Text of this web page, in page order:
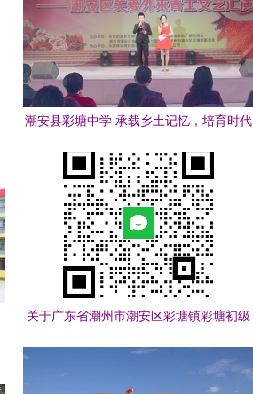
潮安县彩塘中学 承载乡土记忆，培育时代
关于广东省潮州市潮安区彩塘镇彩塘初级